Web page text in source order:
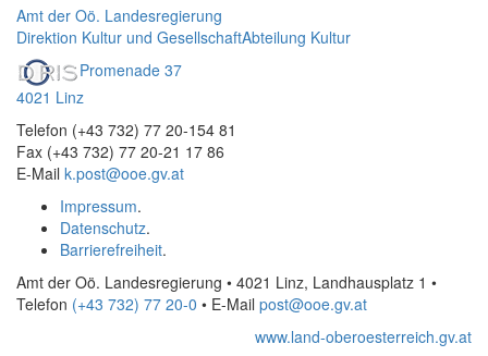
Amt der Oö. Landesregierung
Direktion Kultur und GesellschaftAbteilung Kultur
Promenade 37
4021 Linz
Telefon (+43 732) 77 20-154 81
Fax (+43 732) 77 20-21 17 86
E-Mail k.post@ooe.gv.at
Impressum.
Datenschutz.
Barrierefreiheit.
Amt der Oö. Landesregierung • 4021 Linz, Landhausplatz 1 •
Telefon (+43 732) 77 20-0 • E-Mail post@ooe.gv.at
www.land-oberoesterreich.gv.at